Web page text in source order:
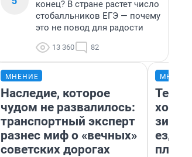
конец? В стране растет число
стобалльников ЕГЭ — почему
это не повод для радости
13 360 82
МНЕНИЕ
Наследие, которое
чудом не развалилось:
транспортный эксперт
разнес миф о «вечных»
советских дорогах
ездит